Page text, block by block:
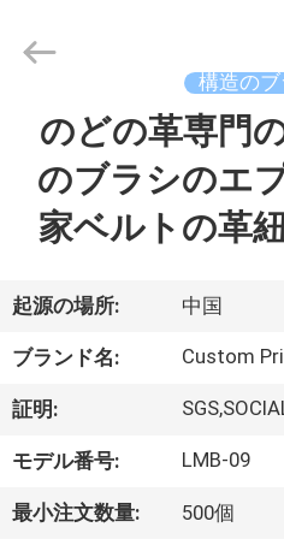
ダ
ク
ト
私
2017
Cosmetics
Reserved.
構造の
のどの革専門
のブラシのエ
家ベルトの革
起源の場所: 中国
ブランド名: Custom
証明:
モデル番号: LMB-09
最小注文数量: 500個